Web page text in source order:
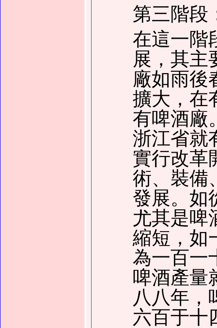
第三階段
在這一階
展，其主
廠如雨後
擴大，在
有啤酒廠
浙江省就
實行改革
術、 裝備
發展。 如
尤其是啤
縮短 ， 如
為一百一
啤酒產量
八八年，
六百于十